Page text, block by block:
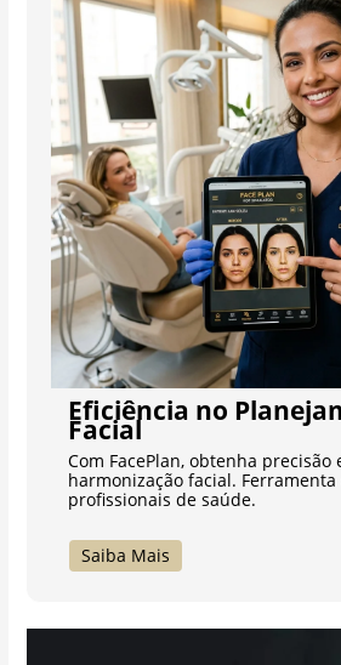
Eficiência no
Facial
Com FacePlan, obtenha precisão
harmonização facial.
profissionais de saúde.
Saiba Mais